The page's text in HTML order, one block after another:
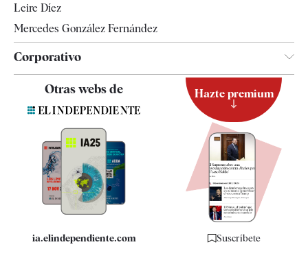
Leire Díez
Mercedes González Fernández
Corporativo
Contacto
Quiénes somos
Especificaciones
Otras webs de
ia.elindependiente.com
Hazte premium
Suscríbete